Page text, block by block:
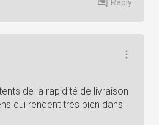
Reply
de la rapidité de livraison
qui rendent très bien dans